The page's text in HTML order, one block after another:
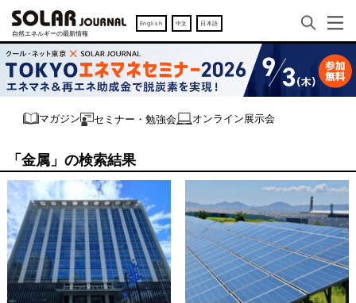
English 中文 日本語
マガジン セミナー・勉強会 オンライン展示会
「金属」の検索結果